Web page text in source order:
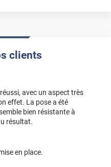
clients
avec un aspect très
effet. La pose a été
bien résistante à
résultat.
en place.